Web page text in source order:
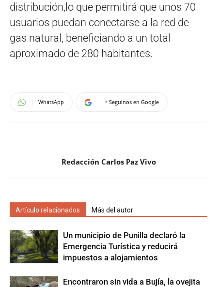
distribución,lo que permitirá que unos 70
usuarios puedan conectarse a la red de
gas natural, beneficiando a un total
aproximado de 280 habitantes.
WhatsApp + Seguinos en Google
Redacción Carlos Paz Vivo
Artículo relacionados Más del autor
Un municipio de Punilla declaró la
Emergencia Turística y reducirá
impuestos a alojamientos
Encontraron sin vida a Bujía, la ovejita